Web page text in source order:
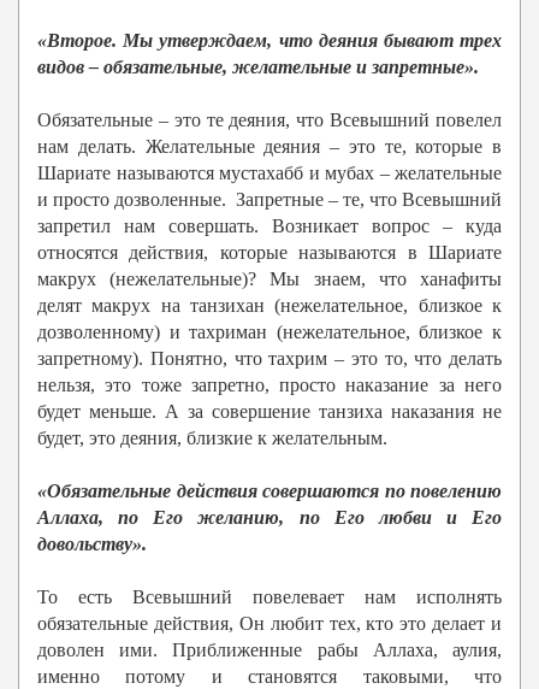
«Второе. Мы утверждаем, что деяния бывают трех
видов – обязательные, желательные и запретные».
Обязательные – это те деяния, что Всевышний повелел
нам делать. Желательные деяния – это те, которые в
Шариате называются мустахабб и мубах – желательные
и просто дозволенные. Запретные – те, что Всевышний
запретил нам совершать. Возникает вопрос – куда
относятся действия, которые называются в Шариате
макрух (нежелательные)? Мы знаем, что ханафиты
делят макрух на танзихан (нежелательное, близкое к
дозволенному) и тахриман (нежелательное, близкое к
запретному). Понятно, что тахрим – это то, что делать
нельзя, это тоже запретно, просто наказание за него
будет меньше. А за совершение танзиха наказания не
будет, это деяния, близкие к желательным.
«Обязательные действия совершаются по повелению
Аллаха, по Его желанию, по Его любви и Его
довольству».
То есть Всевышний повелевает нам исполнять
обязательные действия, Он любит тех, кто это делает и
доволен ими. Приближенные рабы Аллаха, аулия,
именно потому и становятся таковыми, что